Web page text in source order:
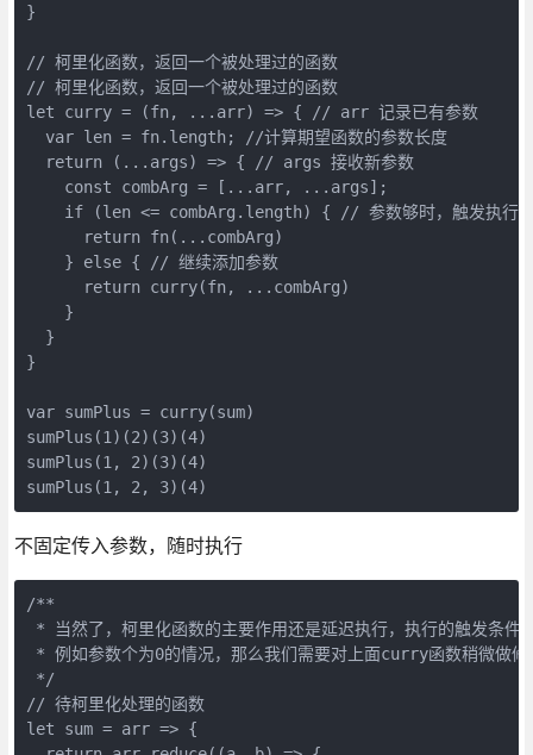
}
// 柯里化函数，返回一个被处理过的函数
// 柯里化函数，返回一个被处理过的函数
let curry = (fn, ...arr) => { // arr 记录已有参数
  var len = fn.length; //计算期望函数的参数长度
  return (...args) => { // args 接收新参数
    const combArg = [...arr, ...args];
    if (len <= combArg.length) { // 参数够时，触发执行
      return fn(...combArg)
    } else { // 继续添加参数
      return curry(fn, ...combArg)
    }
  }
}
var sumPlus = curry(sum)
sumPlus(1)(2)(3)(4)
sumPlus(1, 2)(3)(4)
不固定传入参数，随时执行
/**
* 当然了，柯里化函数的主要作用还是延迟执行，执行的触发条件
* 例如参数个为0的情况，那么我们需要对上面curry函数稍微做修
*/
// 待柯里化处理的函数
let sum = arr => {